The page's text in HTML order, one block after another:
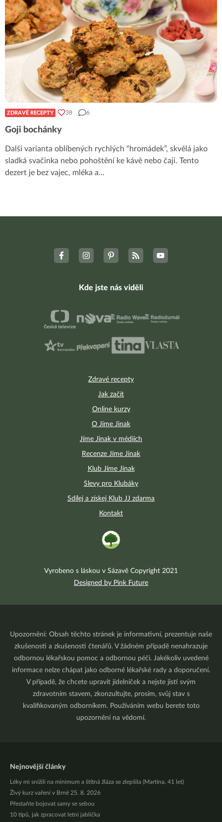
ZDRAVÉ RECEPTY 38 6
Goji bochánky
Další varianta oblíbených rychlých “hromádek”, skvělá jako
sladká svačinka nebo pohoštění ke kávě nebo čaji. Tento
dezert je bez vajec, mléka a...
Zdravé recepty
Jak začít
Online kurzy
O Jíme Jinak
Jíme Jinak v médiích
Recenze Jíme Jinak
Klub Jíme Jinak
Slevy pro Klubáky
Sdílej a získej Klub JJ zdarma
Kontakt
Kde jste nás viděli
Vyrobeno s láskou v Sázavě Copyright 2021
Designed by Pink Future
Upozornění: Obsah těchto stránek je informativní, prezentuje naše
zkušenosti a zkušenosti čtenářů. V žádném případě nenahrazuje
odbornou lékařskou pomoc a odbornou péči. Jakékoliv uvedené
informace nelze chápat jako odborné lékařské rady a doporučení.
V případě, že chcete upravit jídelníček a nejste jistí svým
zdravotním stavem, zkonzultujte, prosím, svůj stav s
kvalifikovaným odborníkem. Používáním webu berete toto
upozornění na vědomí.
Nejnovější články
Léky mi snížili na minimum a štítná žláza se zlepšila (Martina, 41 let)
Živý kurz vaření v Brně 25. 8. 2026
Přestaňte bojovat samy se sebou
10 tipů, jak zpracovat letní jablíčka